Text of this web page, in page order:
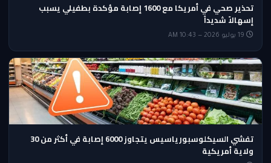
تحذير صحي في أمريكا مع 1600 إصابة مؤكدة بطفيلي يسبب
إسهالاً شديداً
تفشي السيكلوسبورياسيس يتجاوز 6000 إصابة في أكثر من 30
ولاية أمريكية